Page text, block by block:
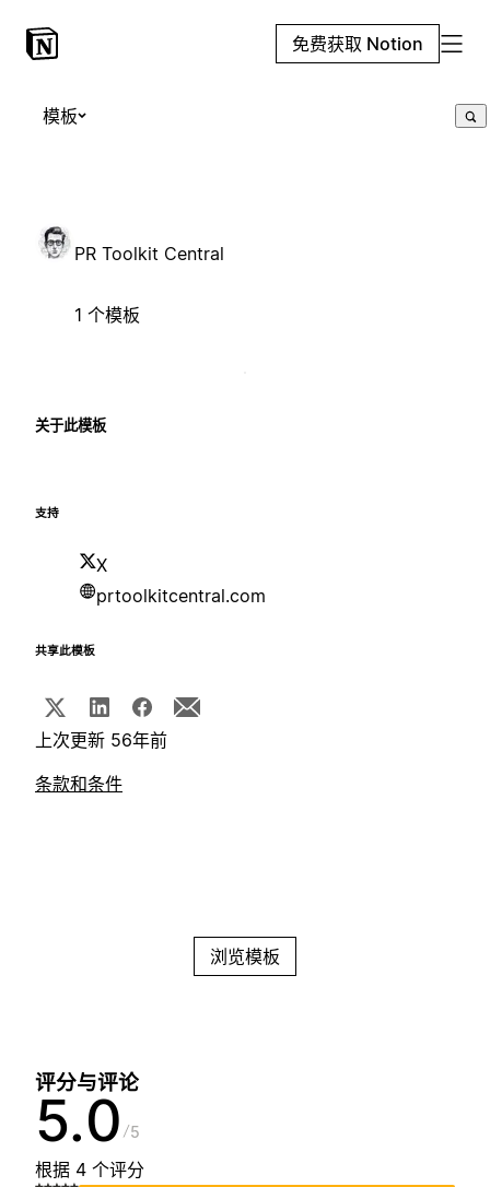
免费获取 Notion
模板
PR Toolkit Central
1 个模板
关于此模板
支持
X
prtoolkitcentral.com
共享此模板
上次更新 56年前
条款和条件
浏览模板
评分与评论
5.0 5
根据 4 个评分